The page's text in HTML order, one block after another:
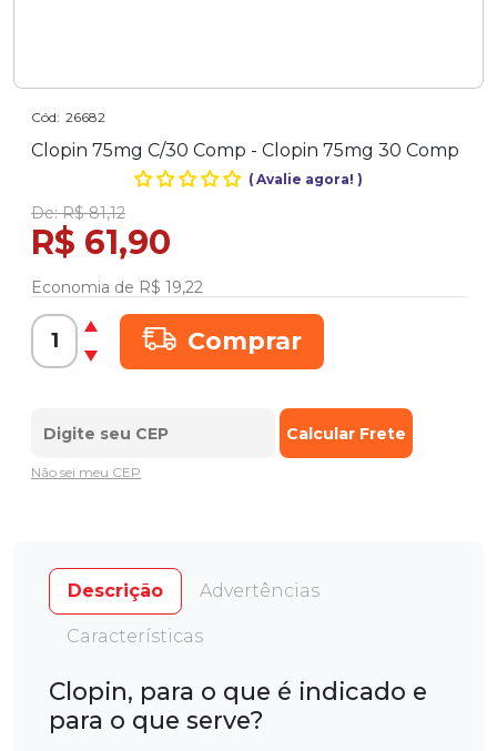
Cód: 26682
Clopin 75mg C/30 Comp - Clopin 75mg 30 Comp
(Avalie agora! )
De:R$ 81,12
R$ 61,90
Economia de R$ 19,22
Comprar
Não sei meu CEP
Descrição Advertências
Características
Clopin, para o que é indicado e
para o que serve?